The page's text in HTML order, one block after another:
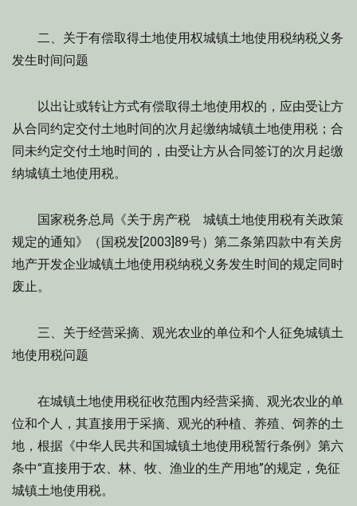
二、关于有偿取得土地使用权城镇土地使用税纳税义务
发生时间问题
以出让或转让方式有偿取得土地使用权的，应由受让方
从合同约定交付土地时间的次月起缴纳城镇土地使用税；合
同未约定交付土地时间的，由受让方从合同签订的次月起缴
纳城镇土地使用税。
国家税务总局《关于房产税 城镇土地使用税有关政策
规定的通知》（国税发[2003]89号）第二条第四款中有关房
地产开发企业城镇土地使用税纳税义务发生时间的规定同时
废止。
三、关于经营采摘、观光农业的单位和个人征免城镇土
地使用税问题
在城镇土地使用税征收范围内经营采摘、观光农业的单
位和个人，其直接用于采摘、观光的种植、养殖、饲养的土
地，根据《中华人民共和国城镇土地使用税暂行条例》第六
条中“直接用于农、林、牧、渔业的生产用地”的规定，免征
城镇土地使用税。